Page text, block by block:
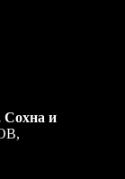
Сохна и